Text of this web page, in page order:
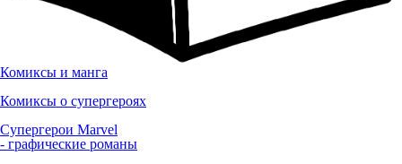
Комиксы и манга
Комиксы о супергероях
Супергерои Marvel
- графические романы